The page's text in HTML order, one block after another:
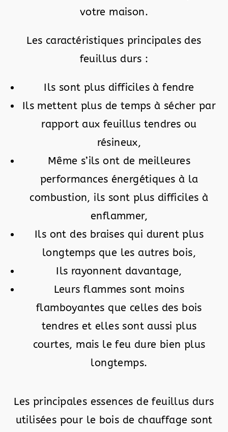
votre maison.
Les caractéristiques principales des
feuillus durs :
Ils sont plus difficiles à fendre
Ils mettent plus de temps à sécher par
rapport aux feuillus tendres ou
résineux,
Même s’ils ont de meilleures
performances énergétiques à la
combustion, ils sont plus difficiles à
enflammer,
Ils ont des braises qui durent plus
longtemps que les autres bois,
Ils rayonnent davantage,
Leurs flammes sont moins
flamboyantes que celles des bois
tendres et elles sont aussi plus
courtes, mais le feu dure bien plus
longtemps.
Les principales essences de feuillus durs
utilisées pour le bois de chauffage sont